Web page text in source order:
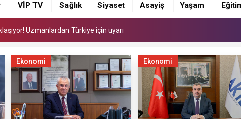
VİP TV Sağlık Siyaset Asayiş Yaşam
yönetimi ile görüştü
Uzmanlardan Türkiye için uyarı
Ekonomi Ekonomi